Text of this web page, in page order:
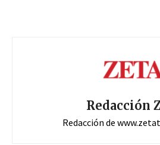
Redacción
Redacción de